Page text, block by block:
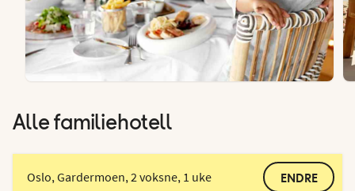
Alle familiehotell
Oslo, Gardermoen, 2 voksne, 1 uke ENDRE